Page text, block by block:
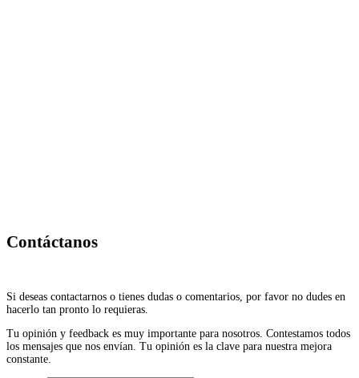
Contáctanos
Si deseas contactarnos o tienes dudas o comentarios, por favor no dudes en
hacerlo tan pronto lo requieras.
Tu opinión y feedback es muy importante para nosotros. Contestamos todos
los mensajes que nos envían. Tu opinión es la clave para nuestra mejora
constante.